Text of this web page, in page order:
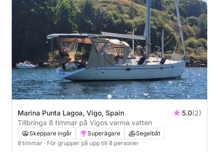
Marina Punta Lagoa, Vigo, Spain 5.0(2)
Tillbringa 8 timmar på Vigos varma vatten
Skeppare ingår Superägare
Segelbåt
8 timmar · För grupper på upp till 8 personer